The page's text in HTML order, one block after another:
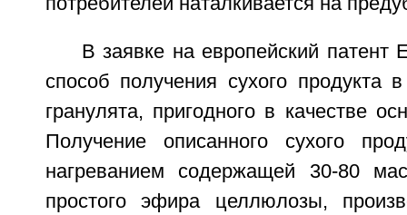
В заявке на европейский патент
способ получения сухого
гранулята, пригодного в качестве
Получение описанного сухого
нагреванием содержащей 30-80
простого эфира целлюлозы,